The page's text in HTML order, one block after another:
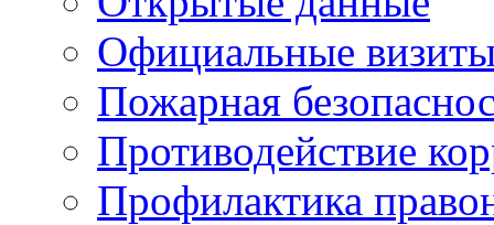
Официальные
Пожарная
Противодействие
Профилактика